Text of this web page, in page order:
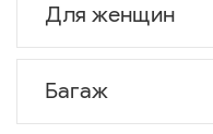
Для женщин
Багаж